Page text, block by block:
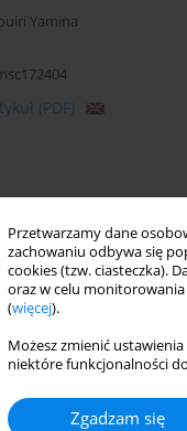
Przetwarzamy dane
zachowaniu odbywa się
cookies (tzw. ciasteczka).
oraz w celu
(więcej).
Możesz zmienić
niektóre funkcjonalności
Zgadzam się
Yamina
(PDF)